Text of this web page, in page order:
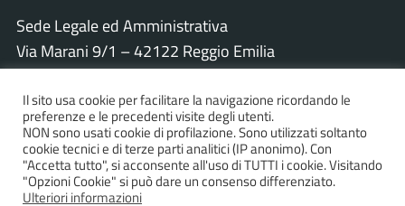
Sede Legale ed Amministrativa
Via Marani 9/1 – 42122 Reggio Emilia
Tel. 0522 571011 – Fax 0522 571030
Cod. Fisc. e P.IVA 01925120352
PEC:asp.re@pcert.postecert.it
E-mail:info@asp.re.it
Il sito usa cookie per facilitare la navigazione ricordando le
preferenze e le precedenti visite degli utenti.
NON sono usati cookie di profilazione. Sono utilizzati soltanto
cookie tecnici e di terze parti analitici (IP anonimo). Con
"Accetta tutto", si acconsente all'uso di TUTTI i cookie. Visitando
"Opzioni Cookie" si può dare un consenso differenziato.
Ulteriori informazioni